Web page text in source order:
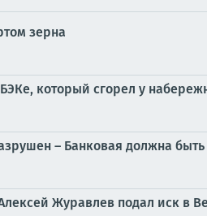
зерна
который сгорел у
– Банковая должна
Журавлев подал иск в